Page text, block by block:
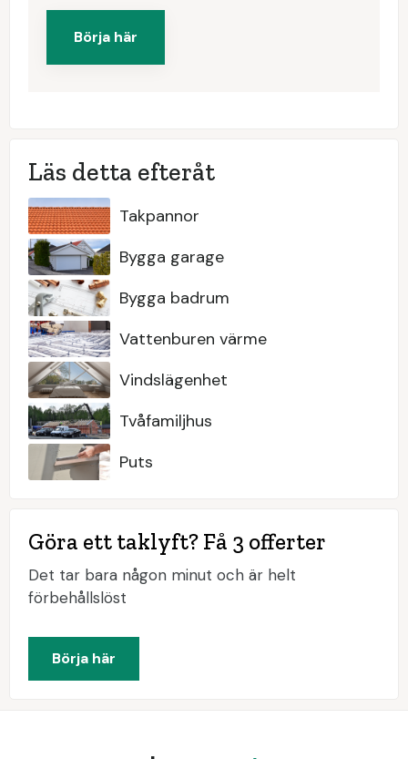
Börja här
Läs detta efteråt
Takpannor
Bygga garage
Bygga badrum
Vattenburen värme
Vindslägenhet
Tvåfamiljhus
Puts
Göra ett taklyft? Få 3 offerter
Det tar bara någon minut och är helt
förbehållslöst
Börja här